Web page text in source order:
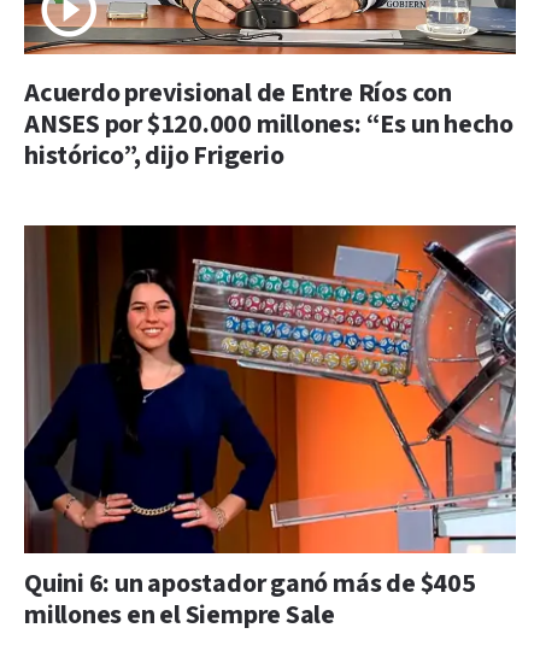
Acuerdo previsional de Entre Ríos con
ANSES por $120.000 millones: “Es un hecho
histórico”, dijo Frigerio
Quini 6: un apostador ganó más de $405
millones en el Siempre Sale